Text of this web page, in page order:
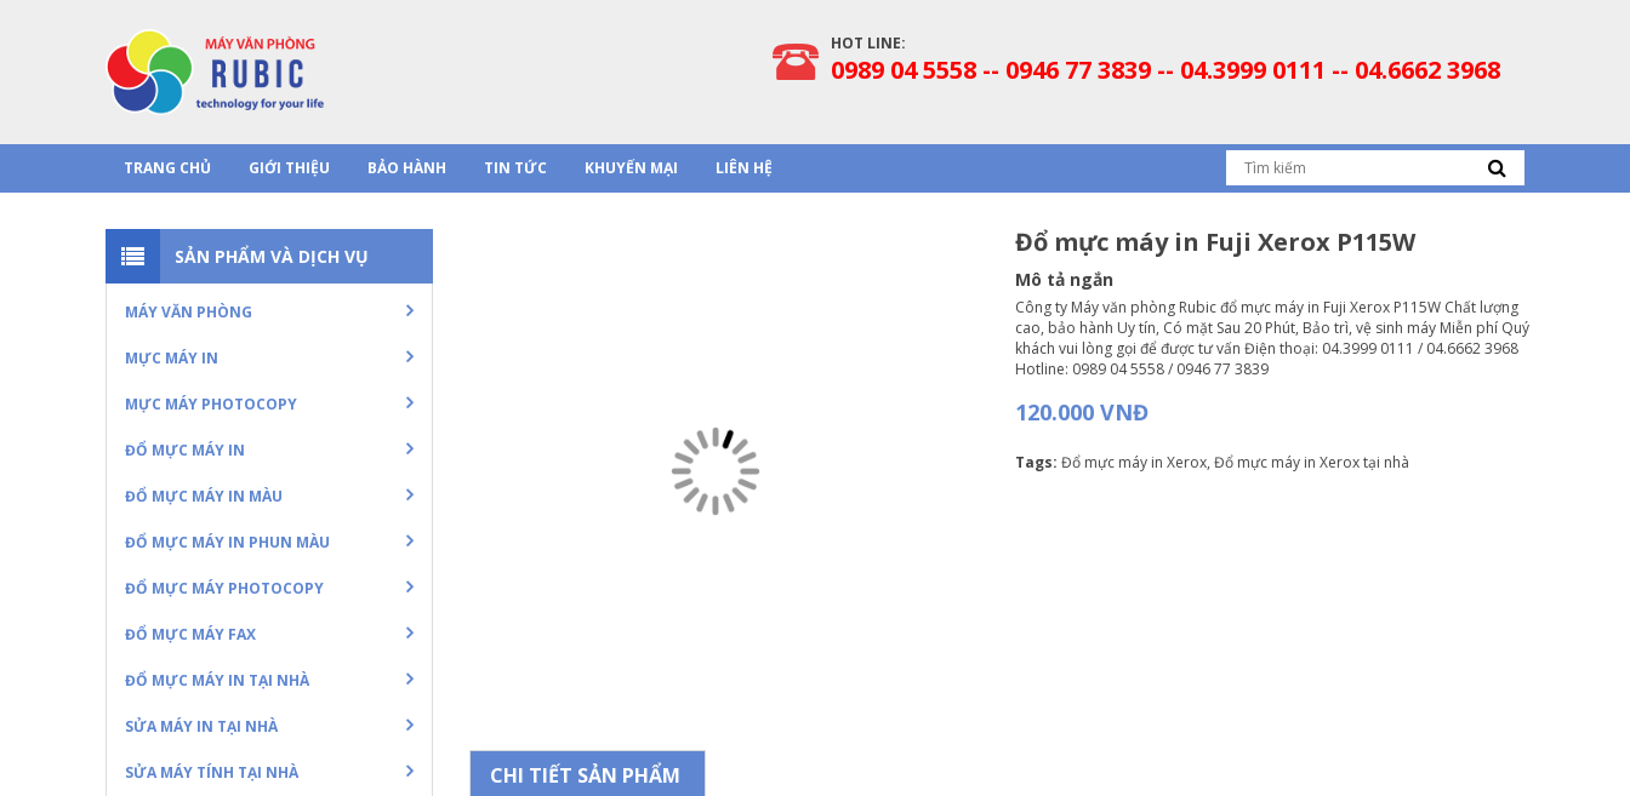
HOT LINE:
0989 04 5558 -- 0946 77 3839 -- 04.3999 0111 -- 04.6662 3968
TRANG CHỦ GIỚI THIỆU BẢO HÀNH TIN TỨC KHUYẾN MẠI LIÊN HỆ
Đổ mực máy in Fuji Xerox P115W
Mô tả ngắn
Công ty Máy văn phòng Rubic đổ mực máy in Fuji Xerox P115W Chất lượng
cao, bảo hành Uy tín, Có mặt Sau 20 Phút, Bảo trì, vệ sinh máy Miễn phí Quý
khách vui lòng gọi để được tư vấn Điện thoại: 04.3999 0111 / 04.6662 3968
Hotline: 0989 04 5558 / 0946 77 3839
120.000 VNĐ
Tags: Đổ mực máy in Xerox, Đổ mực máy in Xerox tại nhà
CHI TIẾT SẢN PHẨM
SẢN PHẨM VÀ DỊCH VỤ
MÁY VĂN PHÒNG
MỰC MÁY IN
MỰC MÁY PHOTOCOPY
ĐỔ MỰC MÁY IN
ĐỔ MỰC MÁY IN MÀU
ĐỔ MỰC MÁY IN PHUN MÀU
ĐỔ MỰC MÁY PHOTOCOPY
ĐỔ MỰC MÁY FAX
ĐỔ MỰC MÁY IN TẠI NHÀ
SỬA MÁY IN TẠI NHÀ
SỬA MÁY TÍNH TẠI NHÀ